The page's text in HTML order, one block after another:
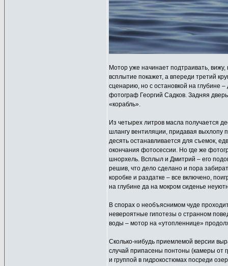
Мотор уже начинает подтраивать,
всплытие покажет, а впереди третий
сценарию, но с остановкой на глубине
фотограф Георгий Садков. Задняя
«корабль».
Из четырех литров масла получается
шлангу вентиляции, придавая выхлопу
десять останавливается для съемок,
окончания фотосессии. Но где же
шнорхель. Всплыл и Дмитрий – его
решив, что дело сделано и пора
коробке и раздатке – все включено,
на глубине да на мокром сиденье
В спорах о необъяснимом чуде
невероятные гипотезы о странном
воды – мотор на «утопленнице»
Сколько-нибудь приемлемой версии
случай припасены понтоны (камеры от
и группой в гидрокостюмах посреди